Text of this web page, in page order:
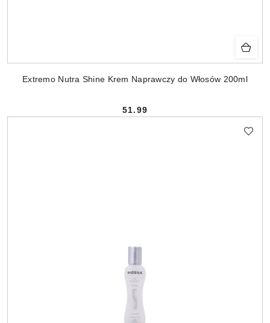
Extremo Nutra Shine Krem Naprawczy do Włosów 200ml
Cena:
51.99